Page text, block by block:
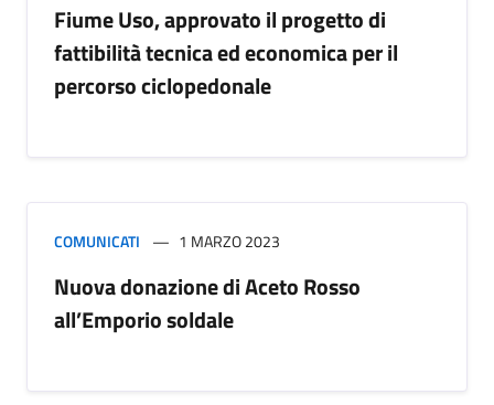
Fiume Uso, approvato il progetto di
fattibilità tecnica ed economica per il
percorso ciclopedonale
COMUNICATI 1 MARZO 2023
Nuova donazione di Aceto Rosso
all’Emporio soldale